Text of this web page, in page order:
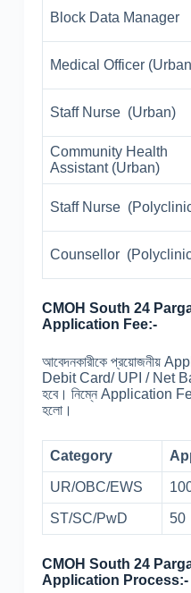
Block Data Manager
Medical Officer
Staff Nurse (Urban)
Community Health
Assistant (Urban)
Staff Nurse
Counsellor
CMOH South 24
Application Fee:-
আবেদনকারীকে প্রয়োজনীয়
Debit Card/ UPI / Net
হবে। নিম্নে Application
হলো।
Category
UR/OBC/EWS
ST/SC/PwD 50
CMOH South 24
Application Process:-